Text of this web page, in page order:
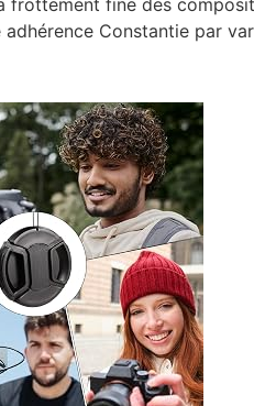
frottement fine des
adhérence Constantie par